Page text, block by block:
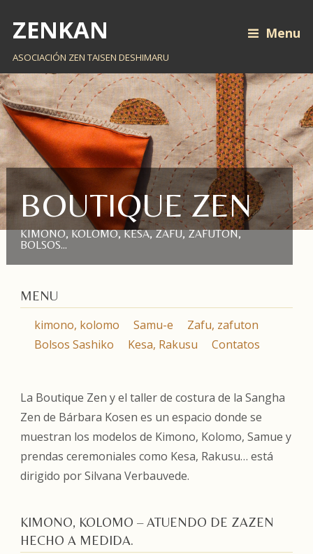
ZENKAN
ASOCIACIÓN ZEN TAISEN DESHIMARU
Menu
BOUTIQUE ZEN
KIMONO, KOLOMO, KESA, ZAFU, ZAFUTON,
BOLSOS...
MENU
kimono, kolomo Samu-e
Zafu, zafuton
Bolsos Sashiko
Kesa, Rakusu Contatos
La Boutique Zen y el taller de costura de la Sangha
Zen de Bárbara Kosen es un espacio donde se
muestran los modelos de Kimono, Kolomo, Samue y
prendas ceremoniales como Kesa, Rakusu… está
dirigido por Silvana Verbauvede.
KIMONO, KOLOMO – ATUENDO DE ZAZEN
HECHO A MEDIDA.